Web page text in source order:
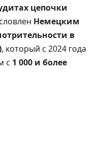
цепочки
Немецким
в
, который с 2024 года
с 1 000 и более